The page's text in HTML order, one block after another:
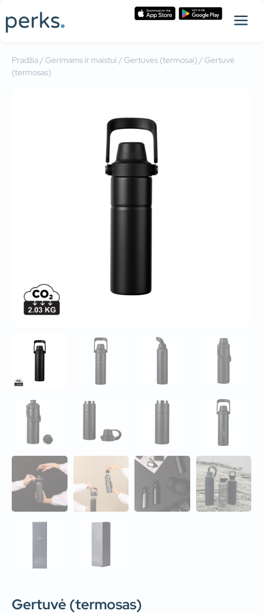
Pradžia/Gėrimams ir maistui /Gertuvės (termosai)/ Gertuvė
(termosas)
Gertuvė (termosas)